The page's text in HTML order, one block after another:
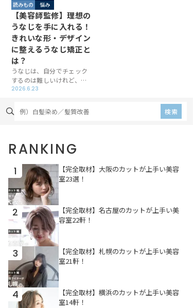
読みもの 悩み
【美容師監修】理想の
うなじを手に入れる！
きれいな形・デザイン
に整えるうなじ矯正と
は？
うなじは、自分でチェック
するのは難しいけれど、人
からは見られやすいパーツ
そ、自分のうなじの形が気
になっているという方も多
るけれど、どんなデザイン
がいいのかわからない」
「結婚式の予定があり、後
ろ姿を映えさせたい」 「仕
事でいつもアップスタイル
にするので、うなじをきれ
いにしておきたい」 そんな
あなたにおすすめしたいの
が、うなじ脱毛とシェービ
ングを組み合わせた「うな
じ矯正」という施術。この
記事では、うなじデザイン
の種類や処理方法、理想の
うなじを手に入れられる
「うなじ矯正」についてご
紹介します！
2026.6.23
検索
RANKING
1
【完全取材】大阪のカットが上手い美容
室23選！
2
【完全取材】名古屋のカットが上手い美
容室22軒！
3
【完全取材】札幌のカットが上手い美容
室21軒！
4
【完全取材】横浜のカットが上手い美容
室14軒！